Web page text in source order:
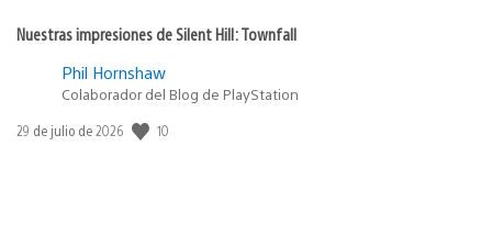
Nuestras impresiones de Silent Hill: Townfall
Phil Hornshaw
Colaborador del Blog de PlayStation
Fecha
29 de julio de 2026 10